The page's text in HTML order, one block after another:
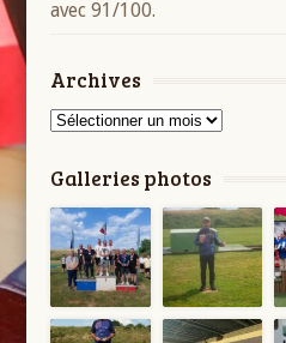
avec 91/100.
Archives
Archives
Galleries photos